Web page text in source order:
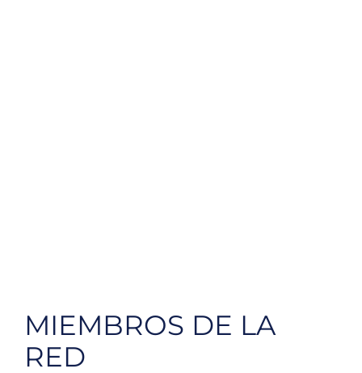
MIEMBROS DE LA
RED